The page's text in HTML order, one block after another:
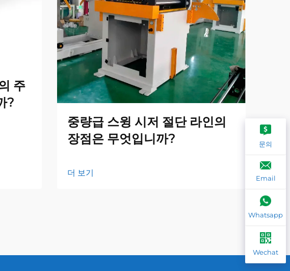
주
?
중량급 스윙 시저 절단 라인의
장점은 무엇입니까?
더 보기
문의
Email
Whatsapp
Wechat